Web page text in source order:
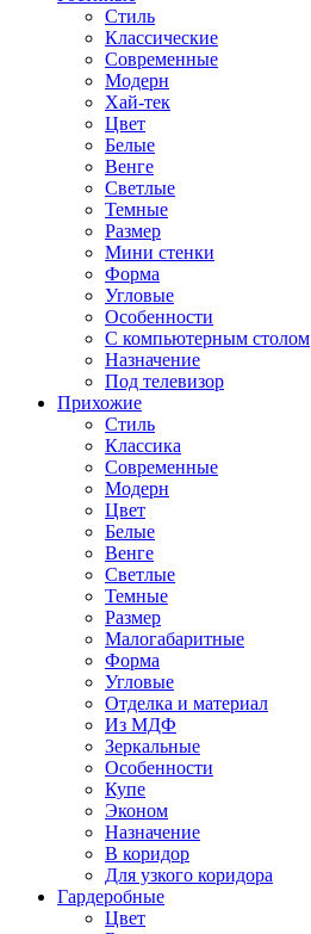
Стиль
Классические
Современные
Модерн
Хай-тек
Цвет
Белые
Венге
Светлые
Темные
Размер
Мини стенки
Форма
Угловые
Особенности
С компьютерным столом
Назначение
Под телевизор
Прихожие
Стиль
Классика
Современные
Модерн
Цвет
Белые
Венге
Светлые
Темные
Размер
Малогабаритные
Форма
Угловые
Отделка и материал
Из МДФ
Зеркальные
Особенности
Купе
Эконом
Назначение
В коридор
Для узкого коридора
Гардеробные
Цвет